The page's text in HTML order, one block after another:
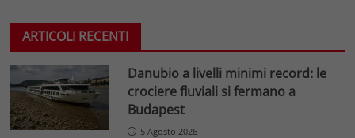
ARTICOLI RECENTI
Danubio a livelli minimi record: le
crociere fluviali si fermano a
Budapest
5 Agosto 2026